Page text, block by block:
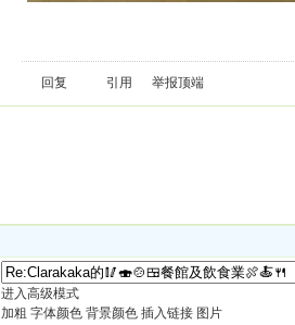
回复 引用 举报顶端
进入高级模式
加粗 字体颜色 背景颜色 插入链接 图片